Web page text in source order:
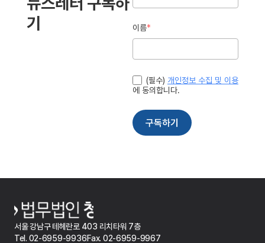
서울 강남구 테헤란로 403 리치타워 7층
Tel. 02-6959-9936Fax. 02-6959-9967